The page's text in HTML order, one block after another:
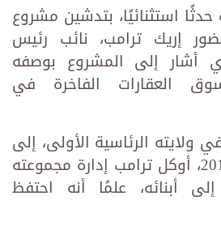
استثنائيًا، بتدشين مشروع
إريك ترامب، نائب رئيس
أشار إلى المشروع بوصفه
العقارات الفاخرة في
الرئاسية الأولى، إلى
البيت الأبيض عام 2017، أوكل ترامب إدارة مجموعته
إلى أبنائه، علمًا أنه احتفظ